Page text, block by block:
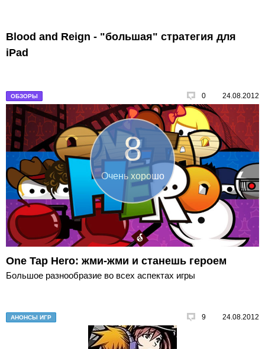
Blood and Reign - "большая" стратегия для
iPad
ОБЗОРЫ 0 24.08.2012
8
Очень хорошо
One Tap Hero: жми-жми и станешь героем
Большое разнообразие во всех аспектах игры
АНОНСЫ ИГР 9 24.08.2012